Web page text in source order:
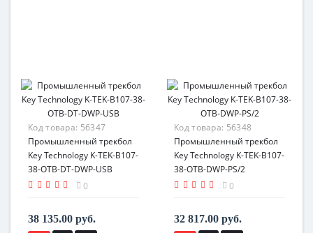
Код товара: 56347
Промышленный трекбол
Key Technology K-TEK-B107-
38-OTB-DT-DWP-USB
0
38 135.00 руб.
Код товара: 56348
Промышленный трекбол
Key Technology K-TEK-B107-
38-OTB-DWP-PS/2
0
32 817.00 руб.